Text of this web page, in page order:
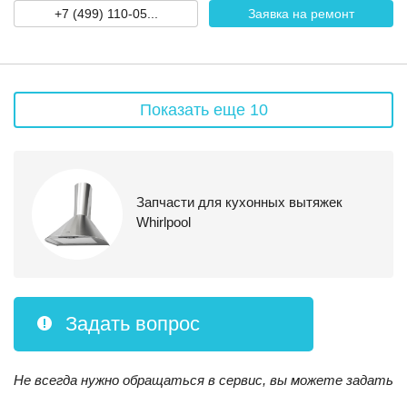
+7 (499) 110-05... Заявка на ремонт
Показать еще 10
Запчасти для кухонных вытяжек
Whirlpool
Задать вопрос
Не всегда нужно обращаться в сервис, вы можете задать